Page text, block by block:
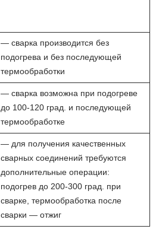
— сварка производится без
подогрева и без последующей
термообработки
— сварка возможна при подогреве
до 100-120 град. и последующей
термообработке
— для получения качественных
сварных соединений требуются
дополнительные операции:
подогрев до 200-300 град. при
сварке, термообработка после
сварки — отжиг